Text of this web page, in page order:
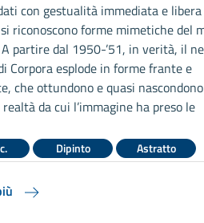
con gestualità immediata e
riconoscono forme mimetiche del
partire dal 1950-’51, in verità, il
Corpora esplode in forme frante e
che ottundono e quasi
da cui l’immagine ha preso le
Dipinto Astratto